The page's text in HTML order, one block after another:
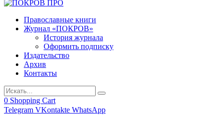
Православные книги
Журнал «ПОКРОВ»
История журнала
Оформить подписку
Издательство
Архив
Контакты
0 Shopping Cart
Telegram VKontakte WhatsApp